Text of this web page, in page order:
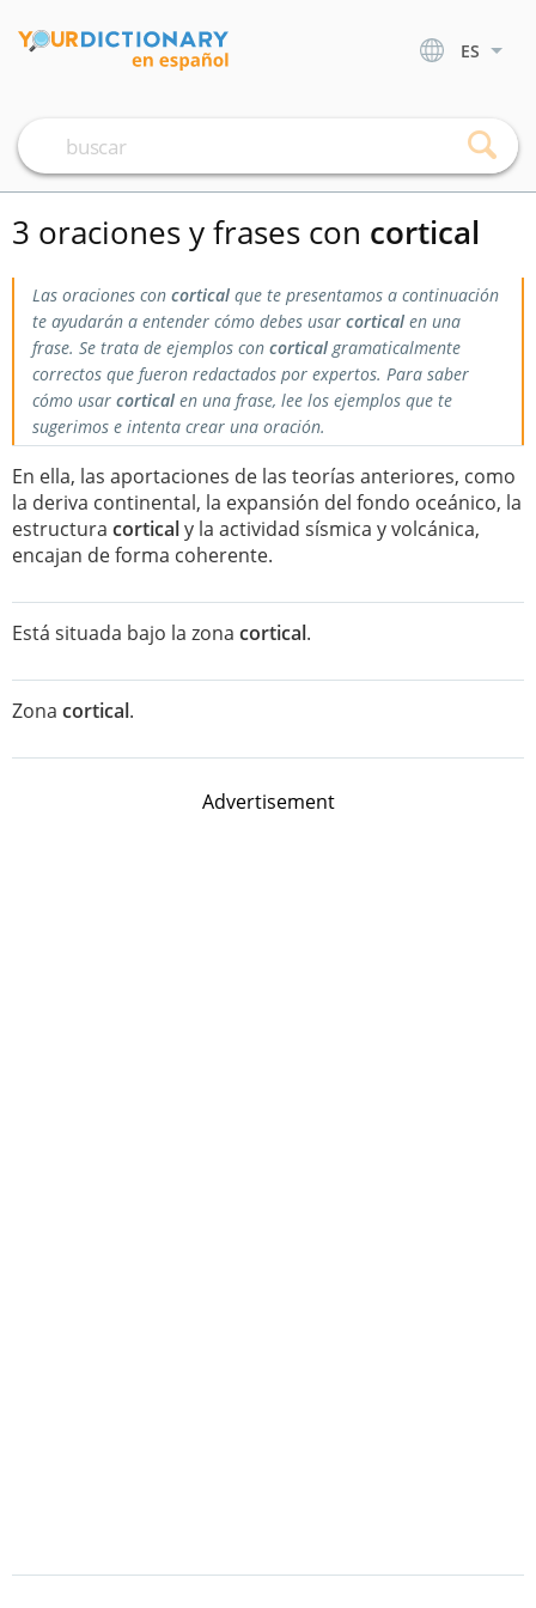
ES
3 oraciones y frases con cortical
Las oraciones con cortical que te presentamos a continuación
te ayudarán a entender cómo debes usar cortical en una
frase. Se trata de ejemplos con corticalgramaticalmente
correctos que fueron redactados por expertos. Para saber
cómo usar cortical en una frase, lee los ejemplos que te
sugerimos e intenta crear una oración.
En ella, las aportaciones de las teorías anteriores, como
la deriva continental, la expansión del fondo oceánico, la
estructura corticaly la actividad sísmica y volcánica,
encajan de forma coherente.
Está situada bajo la zona cortical.
Zona cortical.
Advertisement